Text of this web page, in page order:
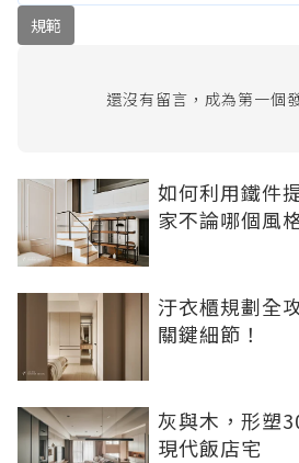
規範
還沒有留言，成為第一個
如何利用鐵件
家不論哪個風
汙衣櫃規劃全
關鍵細節！
灰與木，形塑
現代飯店宅